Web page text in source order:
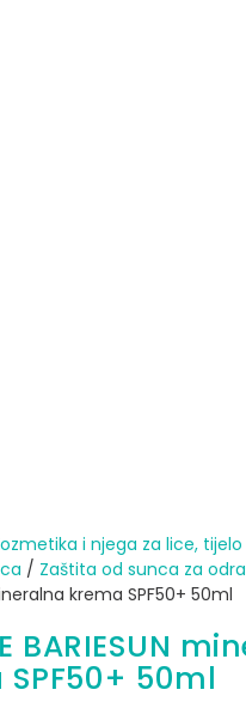
i njega za lice, tijelo
/ Zaštita od sunca za
krema SPF50+ 50ml
BARIESUN
50ml